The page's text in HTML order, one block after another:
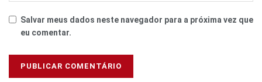
Salvar meus dados neste navegador para a próxima vez que
eu comentar.